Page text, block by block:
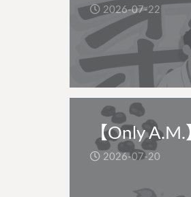
2026-07-22
【Only
2026-07-20